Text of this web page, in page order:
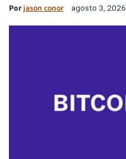
Porjason conor agosto 3, 2026